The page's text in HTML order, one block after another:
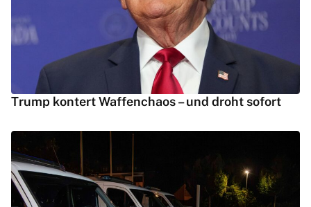
Trump kontert Waffenchaos – und droht sofort